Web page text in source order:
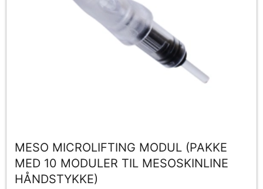
MESO MICROLIFTING MODUL (PAKKE
MED 10 MODULER TIL MESOSKINLINE
HÅNDSTYKKE)